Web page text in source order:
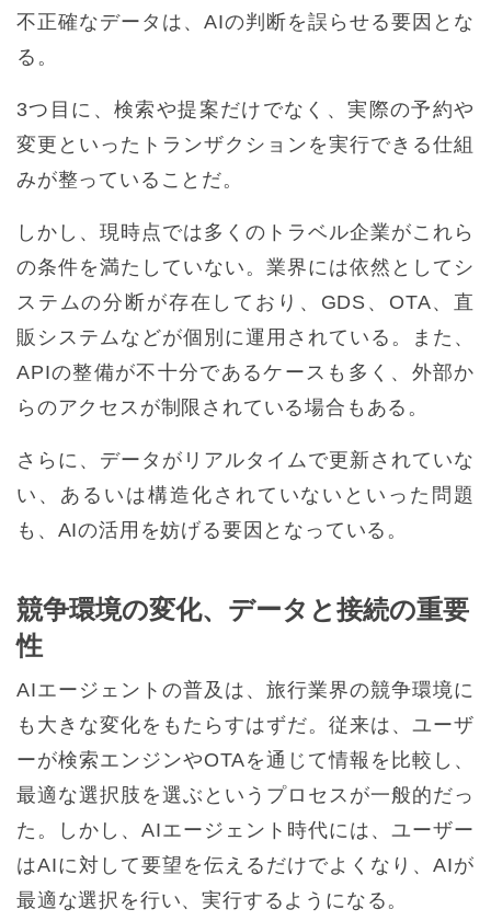
不正確なデータは、AIの判断を誤らせる要因とな
る。
3つ目に、検索や提案だけでなく、実際の予約や
変更といったトランザクションを実行できる仕組
みが整っていることだ。
しかし、現時点では多くのトラベル企業がこれら
の条件を満たしていない。業界には依然としてシ
ステムの分断が存在しており、GDS、OTA、直
販システムなどが個別に運用されている。また、
APIの整備が不十分であるケースも多く、外部か
らのアクセスが制限されている場合もある。
さらに、データがリアルタイムで更新されていな
い、あるいは構造化されていないといった問題
も、AIの活用を妨げる要因となっている。
競争環境の変化、データと接続の重要
性
AIエージェントの普及は、旅行業界の競争環境に
も大きな変化をもたらすはずだ。従来は、ユーザ
ーが検索エンジンやOTAを通じて情報を比較し、
最適な選択肢を選ぶというプロセスが一般的だっ
た。しかし、AIエージェント時代には、ユーザー
はAIに対して要望を伝えるだけでよくなり、AIが
最適な選択を行い、実行するようになる。